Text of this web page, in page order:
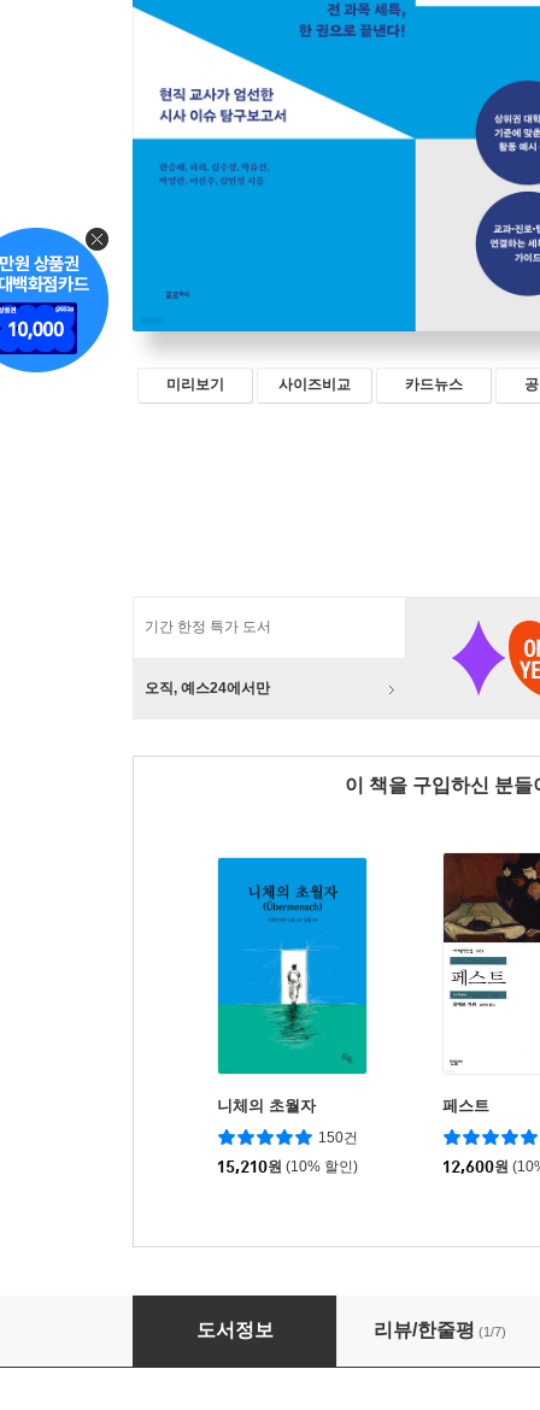
미리보기 사이즈비교 카드뉴스
기간 한정 특가 도서
오직, 예스24에서만
이 책을 구입하신 분
니체의 초월자
150건
15,210원 (10% 할인)
페스트
12,600원
최상위 합격을 만드는시사 융합 탐구력
도서정보 리뷰/한줄평 (1/7)